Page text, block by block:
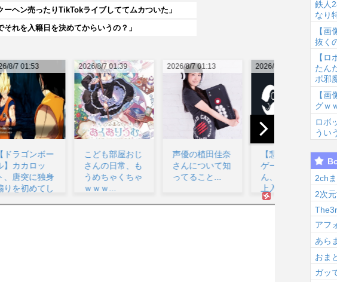
ヘン売ったりTikTokライブしててムカついた」
れを入籍日を決めてからいうの？」
2026/8/7 01:39
こども部屋おじ
さんの日常、も
うめちゃくちゃ
ｗｗｗ...
2026/8/7 01:13
声優の植田佳奈
さんについて知
ってること...
2026/8/7 01:11
【悲報】 同人
ゲーサークルさ
ん、Steamの売
2026/8/7 01:01
【画像】
版『リボン
士』、とん
ない事にな...
鉄人
なり
【
抜く
【
たん
ボ邪
【
グｗ
ロボ
うい
2ch
2次
アフ
あら
おま
ガッ